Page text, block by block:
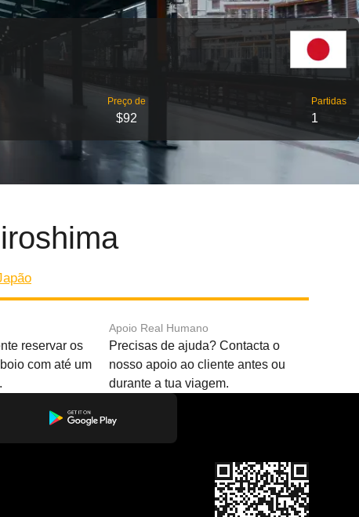
Preço de
$92
Partidas
1
reservar os
com até um
Apoio Real Humano
Precisas de ajuda? Contacta o
nosso apoio ao cliente antes ou
durante a tua viagem.